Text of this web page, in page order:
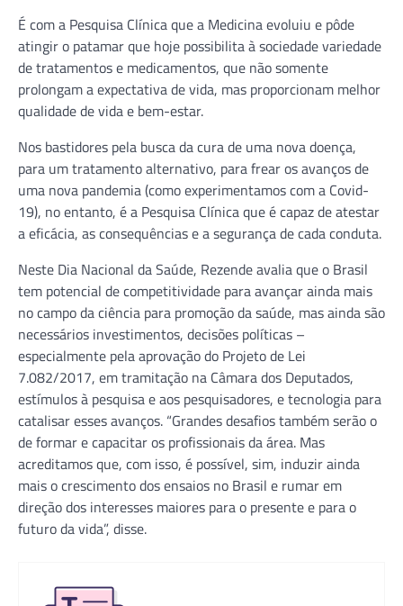
É com a Pesquisa Clínica que a Medicina evoluiu e pôde
atingir o patamar que hoje possibilita à sociedade variedade
de tratamentos e medicamentos, que não somente
prolongam a expectativa de vida, mas proporcionam melhor
qualidade de vida e bem-estar.
Nos bastidores pela busca da cura de uma nova doença,
para um tratamento alternativo, para frear os avanços de
uma nova pandemia (como experimentamos com a Covid-
19), no entanto, é a Pesquisa Clínica que é capaz de atestar
a eficácia, as consequências e a segurança de cada conduta.
Neste Dia Nacional da Saúde, Rezende avalia que o Brasil
tem potencial de competitividade para avançar ainda mais
no campo da ciência para promoção da saúde, mas ainda são
necessários investimentos, decisões políticas –
especialmente pela aprovação do Projeto de Lei
7.082/2017, em tramitação na Câmara dos Deputados,
estímulos à pesquisa e aos pesquisadores, e tecnologia para
catalisar esses avanços. “Grandes desafios também serão o
de formar e capacitar os profissionais da área. Mas
acreditamos que, com isso, é possível, sim, induzir ainda
mais o crescimento dos ensaios no Brasil e rumar em
direção dos interesses maiores para o presente e para o
futuro da vida”, disse.